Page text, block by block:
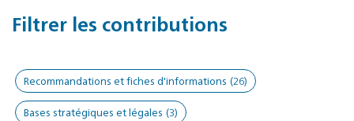
Filtrer les contributions
Recommandations et fiches d'informations (26)
Bases stratégiques et légales (3)